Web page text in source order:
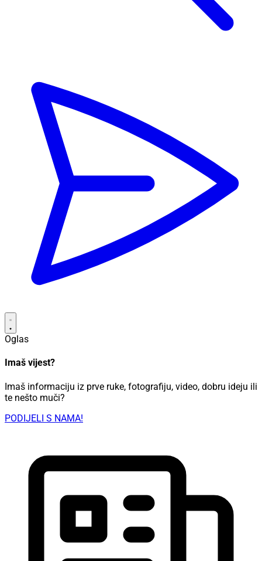
Oglas
Imaš vijest?
Imaš informaciju iz prve ruke, fotografiju, video, dobru ideju ili
te nešto muči?
PODIJELI S NAMA!